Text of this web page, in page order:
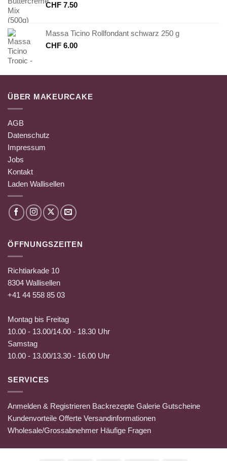
CHF 7.50
Massa Ticino Rollfondant schwarz 250 g
CHF 6.00
ÜBER MAKEURCAKE
AGB
Datenschutz
Impressum
Jobs
Kontakt
Laden Wallisellen
ÖFFNUNGSZEITEN
Richtiarkade 10
8304 Wallisellen
+41 44 558 85 03
Montag bis Freitag
10.00 - 13.00/14.00 - 18.30 Uhr
Samstag
10.00 - 13.00/13.30 - 16.00 Uhr
SERVICES
Anmelden & Registrieren Backrezepte Galerie Gutscheine
Kundenvorteile Offerte Versandinformationen
Wholesale/Grossabnehmer Häufige Fragen